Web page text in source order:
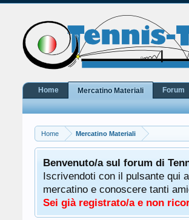
Home Mercatino Materiali
Benvenuto/a sul forum di
Iscrivendoti con il pulsante qui
mercatino e conoscere tanti
Sei già registrato/a e non
Home Mercatino Materiali Forum